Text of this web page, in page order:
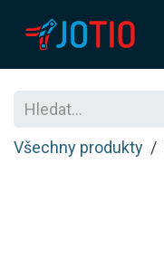
Všechny produkty